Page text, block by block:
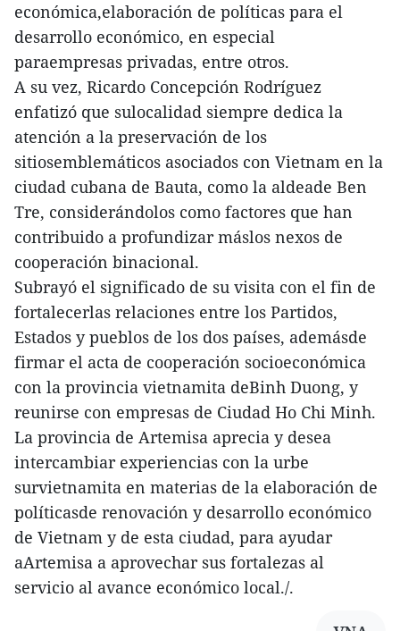
económica,elaboración de políticas para el
desarrollo económico, en especial
paraempresas privadas, entre otros.
A su vez, Ricardo Concepción Rodríguez
enfatizó que sulocalidad siempre dedica la
atención a la preservación de los
sitiosemblemáticos asociados con Vietnam en la
ciudad cubana de Bauta, como la aldeade Ben
Tre, considerándolos como factores que han
contribuido a profundizar máslos nexos de
cooperación binacional.
Subrayó el significado de su visita con el fin de
fortalecerlas relaciones entre los Partidos,
Estados y pueblos de los dos países, ademásde
firmar el acta de cooperación socioeconómica
con la provincia vietnamita deBinh Duong, y
reunirse con empresas de Ciudad Ho Chi Minh.
La provincia de Artemisa aprecia y desea
intercambiar experiencias con la urbe
survietnamita en materias de la elaboración de
políticasde renovación y desarrollo económico
de Vietnam y de esta ciudad, para ayudar
aArtemisa a aprovechar sus fortalezas al
servicio al avance económico local./.